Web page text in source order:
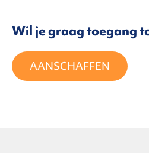
Wil je graag toegang
AANSCHAFFEN